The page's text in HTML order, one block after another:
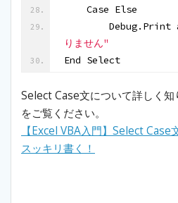
    Case Else
りません"
End Select
Select Case文について詳しく
をご覧ください。
【Excel VBA入門】Select
スッキリ書く！